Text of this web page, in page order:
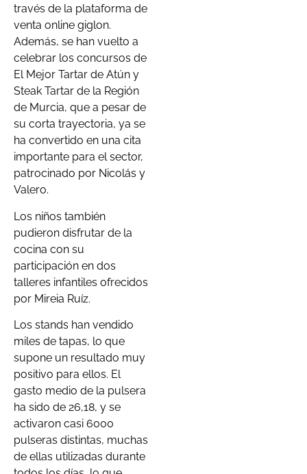
través de la plataforma de
venta online giglon.
Además, se han vuelto a
celebrar los concursos de
El Mejor Tartar de Atún y
Steak Tartar de la Región
de Murcia, que a pesar de
su corta trayectoria, ya se
ha convertido en una cita
importante para el sector,
patrocinado por Nicolás y
Valero.
Los niños también
pudieron disfrutar de la
cocina con su
participación en dos
talleres infantiles ofrecidos
por Mireia Ruíz.
Los stands han vendido
miles de tapas, lo que
supone un resultado muy
positivo para ellos. El
gasto medio de la pulsera
ha sido de 26,18, y se
activaron casi 6000
pulseras distintas, muchas
de ellas utilizadas durante